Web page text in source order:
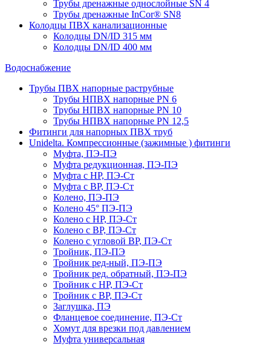
Трубы дренажные однослойные SN 4
Трубы дренажные InCor® SN8
Колодцы ПВХ канализационные
Колодцы DN/ID 315 мм
Колодцы DN/ID 400 мм
Водоснабжение
Трубы ПВХ напорные раструбные
Трубы НПВХ напорные PN 6
Трубы НПВХ напорные PN 10
Трубы НПВХ напорные PN 12,5
Фитинги для напорных ПВХ труб
Unidelta. Компрессионные (зажимные ) фитинги
Муфта, ПЭ-ПЭ
Муфта редукционная, ПЭ-ПЭ
Муфта с НР, ПЭ-Ст
Муфта с ВР, ПЭ-Ст
Колено, ПЭ-ПЭ
Колено 45° ПЭ-ПЭ
Колено с НР, ПЭ-Ст
Колено с ВР, ПЭ-Ст
Колено с угловой ВР, ПЭ-Ст
Тройник, ПЭ-ПЭ
Тройник ред-ный, ПЭ-ПЭ
Тройник ред. обратный, ПЭ-ПЭ
Тройник с НР, ПЭ-Ст
Тройник с ВР, ПЭ-Ст
Заглушка, ПЭ
Фланцевое соединение, ПЭ-Ст
Хомут для врезки под давлением
Муфта универсальная